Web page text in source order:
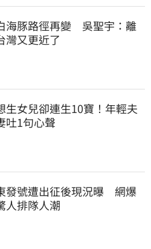
海豚路徑再變　吳聖宇：離
灣又更近了
生女兒卻連生10寶！年輕夫
吐1句心聲
發號遭出征後現況曝　網爆
人排隊人潮